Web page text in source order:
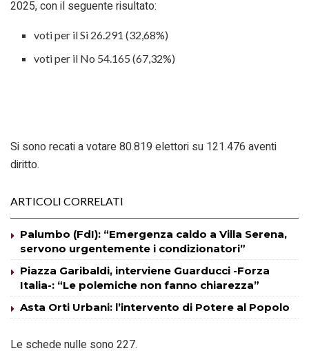
2025, con il seguente risultato:
voti per il Si 26.291 (32,68%)
voti per il No 54.165 (67,32%)
Si sono recati a votare 80.819 elettori su 121.476 aventi
diritto.
ARTICOLI CORRELATI
Palumbo (FdI): “Emergenza caldo a Villa Serena,
servono urgentemente i condizionatori”
Piazza Garibaldi, interviene Guarducci -Forza
Italia-: “Le polemiche non fanno chiarezza”
Asta Orti Urbani: l’intervento di Potere al Popolo
Le schede nulle sono 227.